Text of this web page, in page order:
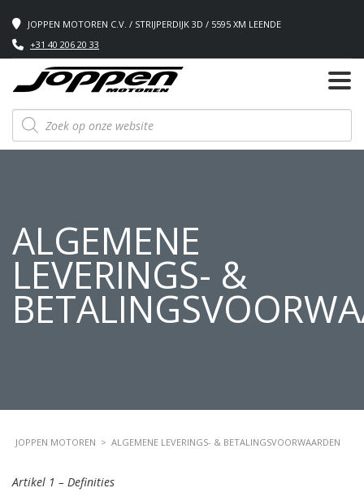
JOPPEN MOTOREN C.V. / STRIJPERDIJK 3D / 5595 XM LEENDE
+31 40 206 20 33
Producten
zoeken
ALGEMENE
LEVERINGS- &
JOPPEN MOTOREN > ALGEMENE LEVERINGS- & BETALINGSVOORWAARDEN
Artikel 1 – Definities